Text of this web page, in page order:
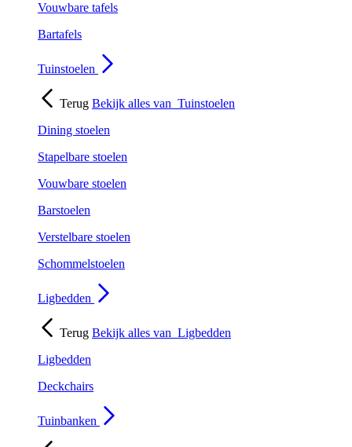
Vouwbare tafels
Bartafels
Tuinstoelen
Terug Bekijk alles van Tuinstoelen
Dining stoelen
Stapelbare stoelen
Vouwbare stoelen
Barstoelen
Verstelbare stoelen
Schommelstoelen
Ligbedden
Terug Bekijk alles van Ligbedden
Ligbedden
Deckchairs
Tuinbanken